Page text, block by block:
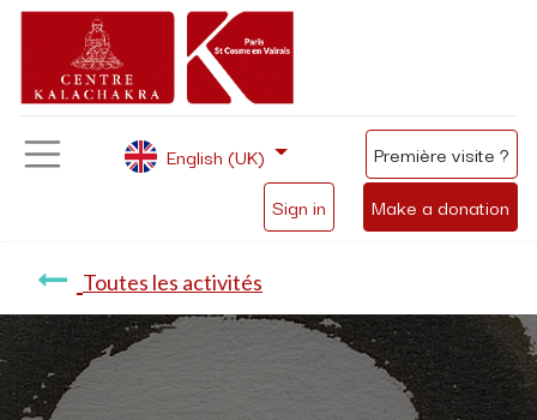
Sign in Make a donation
English (UK) Première visite ?
Toutes les activités